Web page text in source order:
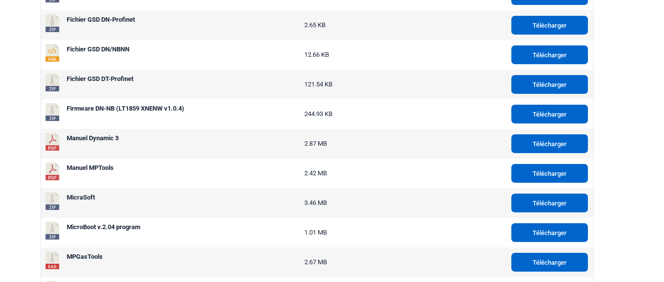
Fichier GSD DN-Profinet
2.65 KB Télécharger
Fichier GSD DN/NBNN
12.66 KB Télécharger
Fichier GSD DT-Profinet
121.54 KB Télécharger
Firmware DN-NB (LT1859 XNENW v1.0.4)
244.93 KB Télécharger
Manuel Dynamic 3
2.87 MB Télécharger
Manuel MPTools
2.42 MB Télécharger
MicraSoft
3.46 MB Télécharger
MicroBoot v.2.04 program
1.01 MB Télécharger
MPGasTools
2.67 MB Télécharger